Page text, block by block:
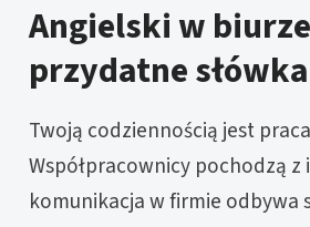
Angielski w
przydatne słówka
Twoją codziennością jest
Współpracownicy pochodzą
komunikacja w firmie odbywa